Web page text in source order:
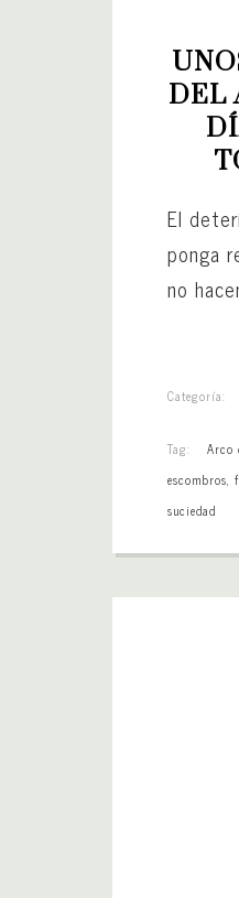
DEL
El
ponga
no
Categoría:
Tag: Arco
escombros,
suciedad